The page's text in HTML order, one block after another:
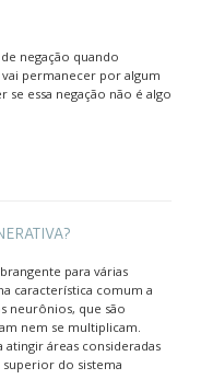
negação quando
permanecer por algum
essa negação não é algo
para várias
característica comum a
neurônios, que são
nem se multiplicam.
áreas consideradas
do sistema